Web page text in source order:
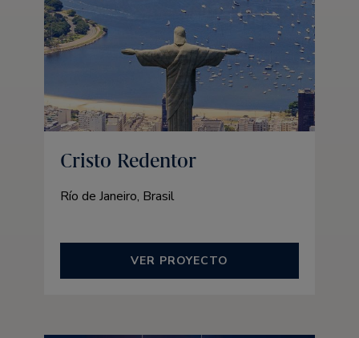
Cristo Redentor
Río de Janeiro, Brasil
VER PROYECTO